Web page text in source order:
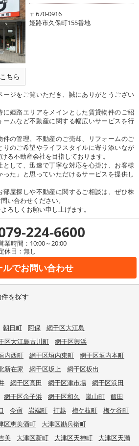
ちら
〒670-0916
姫路市久保町155番地
ジをご覧いただき、誠にありがとうござい
に姫路エリアをメインとした賃貸物件のご紹
ムなど不動産に関する幅広いサービスを行
件の管理、不動産のご売却、リフォームのご
のご希望やライフスタイルに寄り添いなが
る不動産会社を目指しております。
して、迅速で丁寧な対応を心掛け、お客様
た」と思っていただけるサービスを提供し
屋探しや不動産に関するご相談は、ぜひ株
い合わせください。
ろしくお願い申し上げます。
224-6600
業時間：10:00～20:00
休日：無し
ルでお問い合わせ
を探す
朝日町 阿保
網干区大江島
区大江島古川町
網干区興浜
内西町 網干区垣内東町
網干区垣内本町
新在家 網干区坂上
網干区坂出
網干区高田 網干区津市場
網干区浜田
網干区余子浜 網干区和久 嵐山町
飯田
今宿 岩端町 打越 梅ケ枝町
梅ケ谷町
区恵美酒町
大津区勘兵衛町
美 大津区新町 大津区天神町
大津区天満